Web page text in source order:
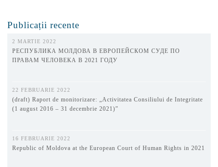
Publicații recente
2 MARTIE 2022
РЕСПУБЛИКА МОЛДОВА В ЕВРОПЕЙСКОМ СУДЕ ПО
ПРАВАМ ЧЕЛОВЕКА В 2021 ГОДУ
22 FEBRUARIE 2022
(draft) Raport de monitorizare: „Activitatea Consiliului de Integritate
(1 august 2016 – 31 decembrie 2021)”
16 FEBRUARIE 2022
Republic of Moldova at the European Court of Human Rights in 2021